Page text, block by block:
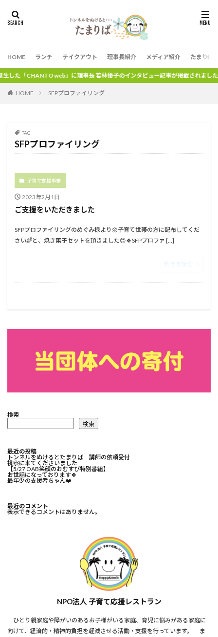
HOME ランチ テイクアウト 理事長紹介 メディア紹介 たまりば
「CHANTO web」に理事長 若林優子のインタビュー記事が掲載されました。
HOME SFPプロファイリング
TAG
SFPプロファイリング
子育て支援事業
2023年2月1日
ご支援をいただきました
SFPプロファイリングのめぐみ様より🌼⁡⁡子育て世帯の方に配布してくだ
さい🌈⁡⁡と、焼き菓子セットを頂きました😊🍀⁡⁡⁡⁡SFPプロファ […]
検索
検索
最近の投稿
トンネルをぬけるとたまりば 講師の依頼受付
視察に来てくださいました
【5/27 OAB笑顔のおむすび特別番組】
お世話になっております🍀⁡
最年少の支援者ちゃん❤️⁡
最近のコメント
表示できるコメントはありません。
NPO法人 子育て応援レストラン
ひとり親家庭や障がいのあるお子様がいる家庭、育児に悩みがある家庭に
向けて、経済的・精神的負担を軽減させる活動・支援を行っています。 ま